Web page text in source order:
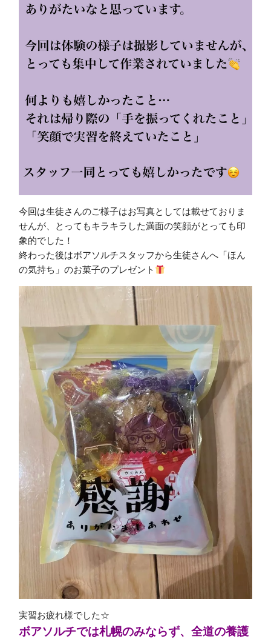
今回は生徒さんのご様子はお写真としては載せておりま
せんが、とってもキラキラした満面の笑顔がとっても印
象的でした！
終わった後はボアソルチスタッフから生徒さんへ「ほん
の気持ち」のお菓子のプレゼント
実習お疲れ様でした☆
ボアソルチでは札幌のみならず、全道の養護